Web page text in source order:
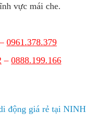
vực mái che.
0961.378.379
– 0888.199.166
động giá rẻ tại NINH